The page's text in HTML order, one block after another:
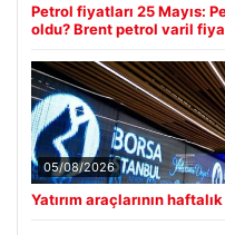
Petrol fiyatları 25 Mayıs:
oldu? Brent petrol varil
05/08/2026
Yatırım araçlarının